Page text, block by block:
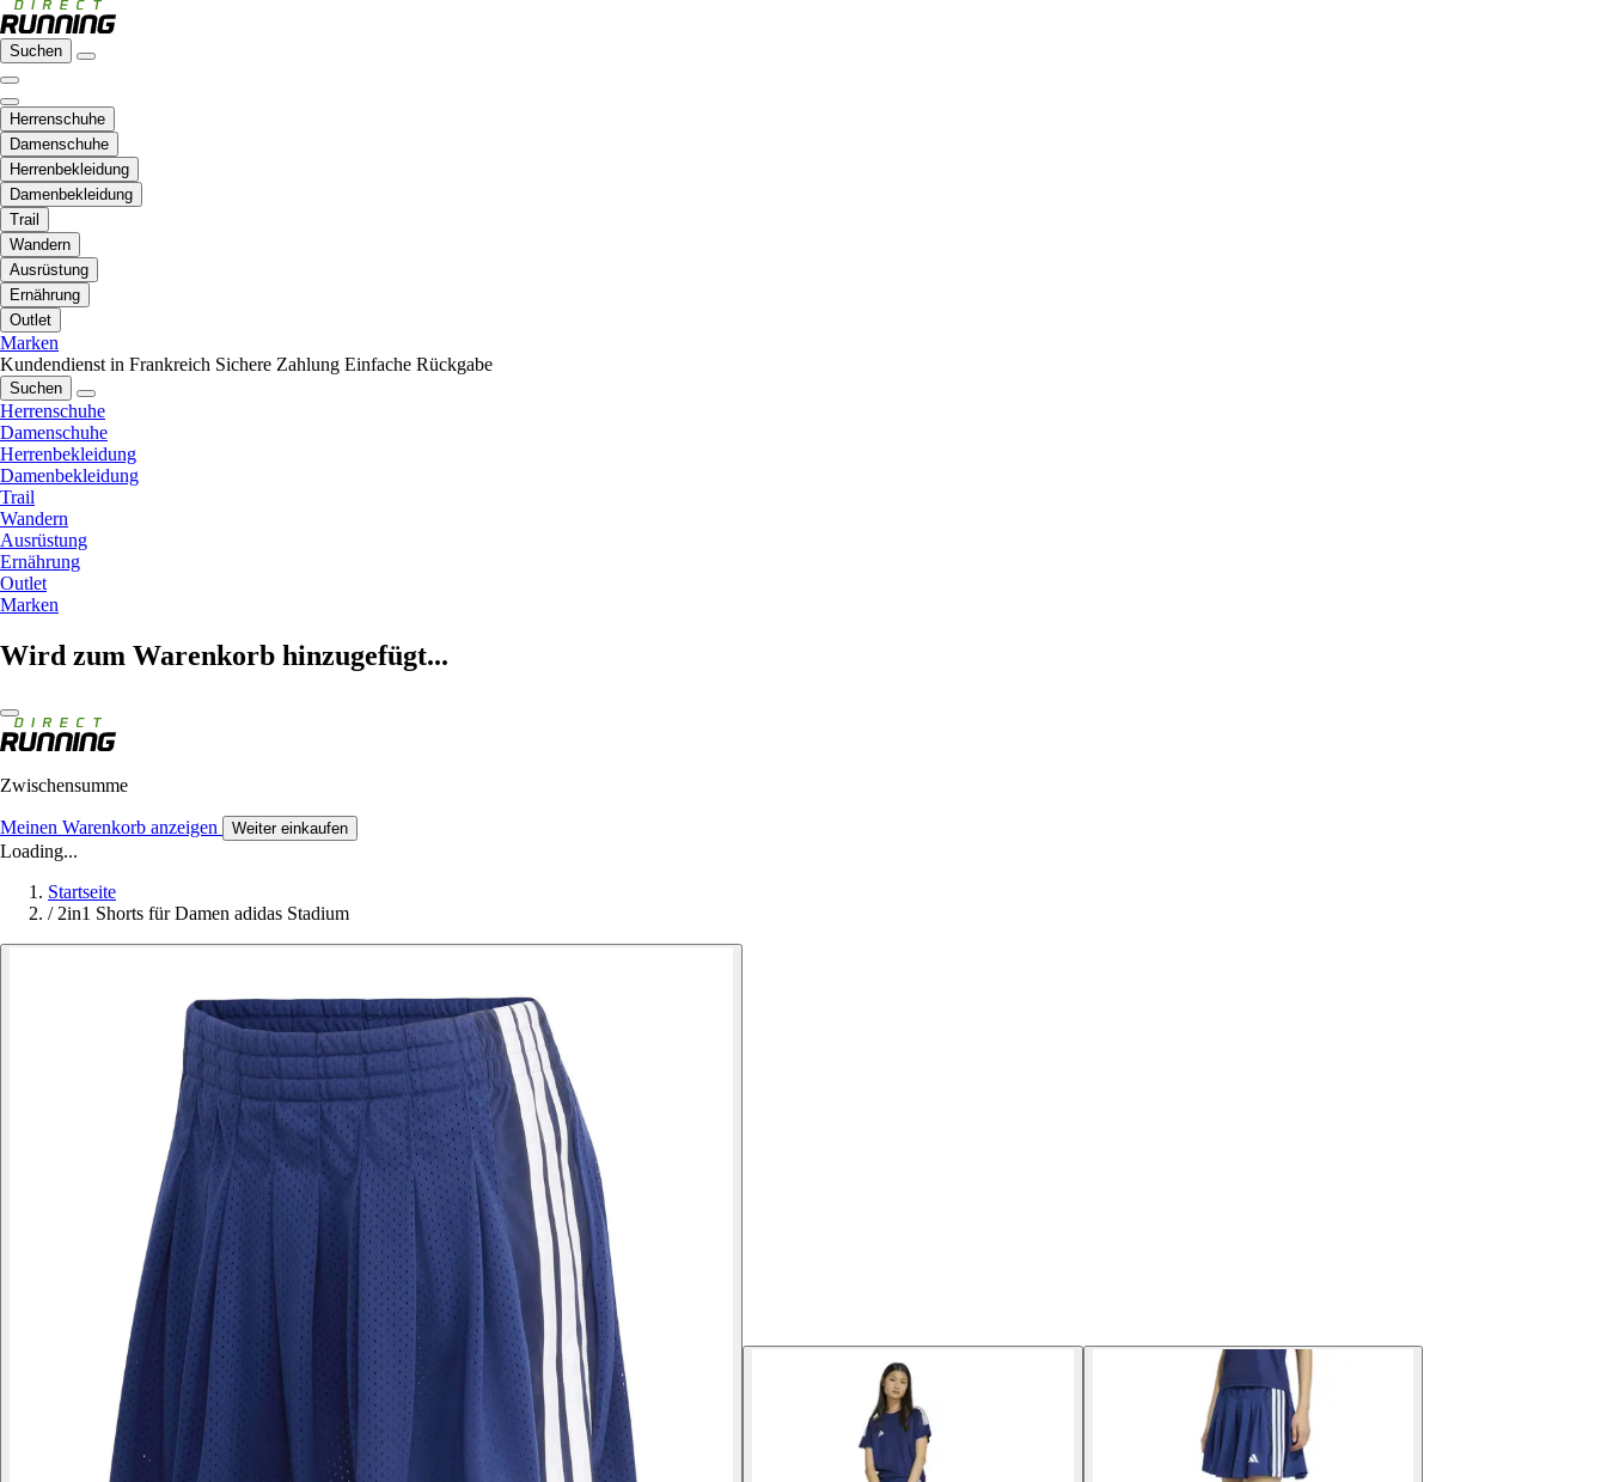
Suchen
Herrenschuhe
Damenschuhe
Herrenbekleidung
Damenbekleidung
Trail
Wandern
Ausrüstung
Ernährung
Outlet
Marken
Kundendienst in Frankreich Sichere Zahlung Einfache Rückgabe
Suchen
Herrenschuhe
Damenschuhe
Herrenbekleidung
Damenbekleidung
Trail
Wandern
Ausrüstung
Ernährung
Outlet
Marken
Wird zum Warenkorb hinzugefügt...
Zwischensumme
Meinen Warenkorb anzeigen Weiter einkaufen
Loading...
Startseite
/ 2in1 Shorts für Damen adidas Stadium